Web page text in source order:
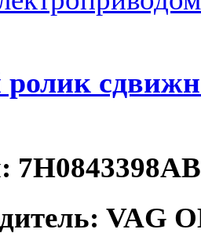
7H0843398AB
VAG